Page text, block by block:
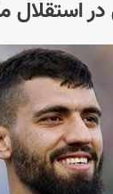
استقلال